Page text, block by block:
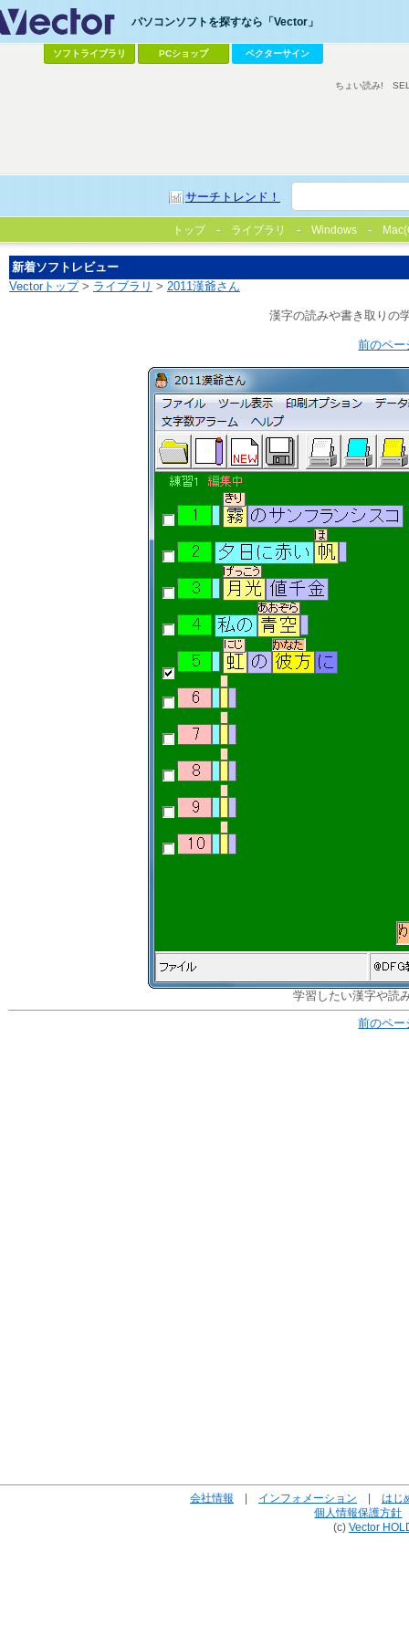
パソコンソフトを探すなら「Vector」
ソフトライブラリ PCショップ ベクターサイン
サーチトレンド！
ちょい読み!
トップ ライブラリ Windows
新着ソフトレビュー
Vectorトップ> ライブラリ > 2011漢爺さん
漢字の読みや書き取りの
前のペー
学習したい漢字や読
前のペー
会社情報 | インフォメーション | はじ
個人情報保護方針
(c) Vector